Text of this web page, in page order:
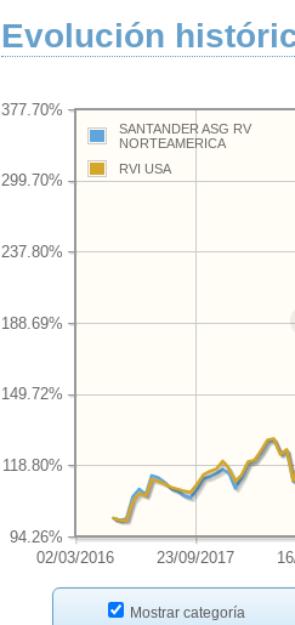
Evolución
02/03/2016 23/09/2017
94.26%
118.80%
149.72%
188.69%
237.80%
299.70%
377.70%
SANTANDER ASG RV
NORTEAMERICA
RVI USA
Mostrar categoría